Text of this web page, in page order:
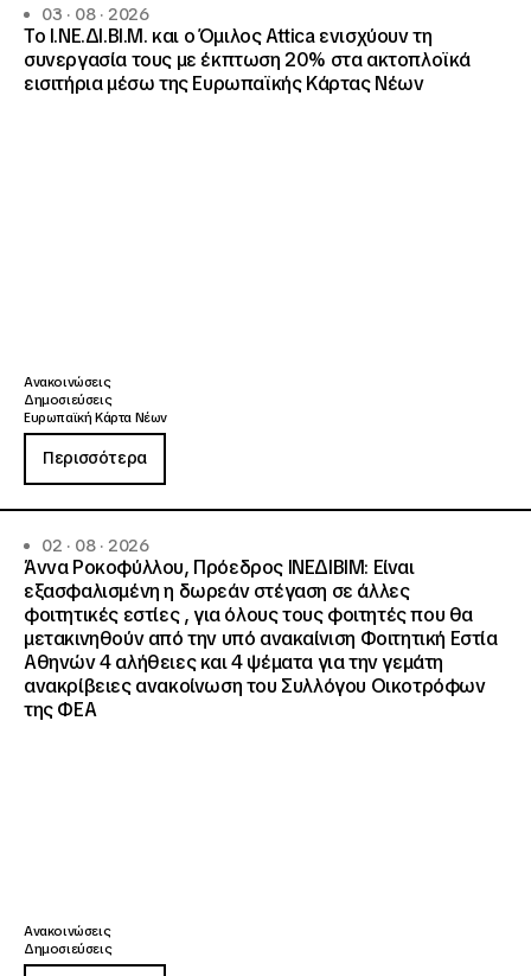
03 · 08 · 2026
Το Ι.ΝΕ.ΔΙ.ΒΙ.Μ. και o Όμιλος Attica ενισχύουν τη
συνεργασία τους με έκπτωση 20% στα ακτοπλοϊκά
εισιτήρια μέσω της Ευρωπαϊκής Κάρτας Νέων
Ανακοινώσεις
Δημοσιεύσεις
Ευρωπαϊκή Κάρτα Νέων
Περισσότερα
02 · 08 · 2026
Άννα Ροκοφύλλου, Πρόεδρος ΙΝΕΔΙΒΙΜ: Είναι
εξασφαλισμένη η δωρεάν στέγαση σε άλλες
φοιτητικές εστίες , για όλους τους φοιτητές που θα
μετακινηθούν από την υπό ανακαίνιση Φοιτητική Εστία
Αθηνών 4 αλήθειες και 4 ψέματα για την γεμάτη
ανακρίβειες ανακοίνωση του Συλλόγου Οικοτρόφων
της ΦΕΑ
Ανακοινώσεις
Δημοσιεύσεις